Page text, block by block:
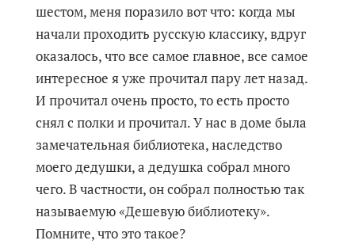
шестом, меня поразило вот что: когда мы
начали проходить русскую классику, вдруг
оказалось, что все самое главное, все самое
интересное я уже прочитал пару лет назад.
И прочитал очень просто, то есть просто
снял с полки и прочитал. У нас в доме была
замечательная библиотека, наследство
моего дедушки, а дедушка собрал много
чего. В частности, он собрал полностью так
называемую «Дешевую библиотеку».
Помните, что это такое?